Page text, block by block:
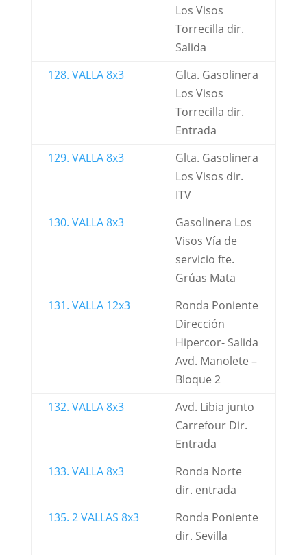
Los Visos
Torrecilla dir.
Salida
128. VALLA 8x3
Glta. Gasolinera
Los Visos
Torrecilla dir.
Entrada
129. VALLA 8x3
Glta. Gasolinera
Los Visos dir.
ITV
130. VALLA 8x3
Gasolinera Los
Visos Vía de
servicio fte.
Grúas Mata
131. VALLA 12x3
Ronda Poniente
Dirección
Hipercor- Salida
Avd. Manolete –
Bloque 2
132. VALLA 8x3
Avd. Libia junto
Carrefour Dir.
Entrada
133. VALLA 8x3
Ronda Norte
dir. entrada
135. 2 VALLAS 8x3
Ronda Poniente
dir. Sevilla